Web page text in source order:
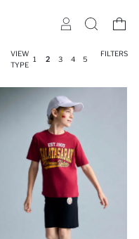
VIEW
TYPE
1 2 3 4 5
FILTERS